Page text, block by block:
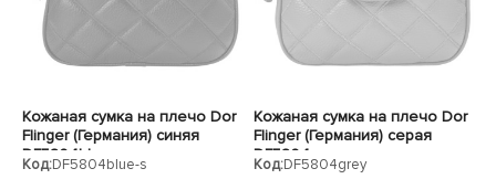
Кожаная сумка на плечо Dor
Flinger (Германия) синяя
DF5804blue
Код:DF5804blue-s
Кожаная сумка на плечо Dor
Flinger (Германия) серая
DF5804grey
Код:DF5804grey